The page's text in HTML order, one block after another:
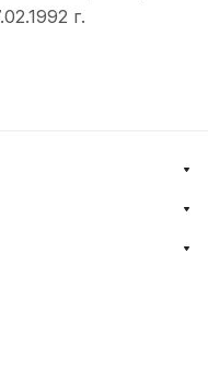
г.